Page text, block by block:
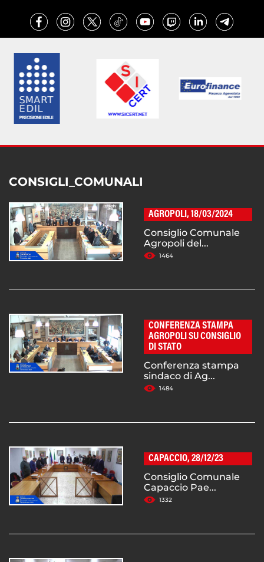
CONSIGLI_COMUNALI
AGROPOLI, 18/03/2024
Consiglio Comunale
Agropoli del...
1464
CONFERENZA STAMPA
AGROPOLI SU CONSIGLIO
DI STATO
Conferenza stampa
sindaco di Ag...
1484
CAPACCIO, 28/12/23
Consiglio Comunale
Capaccio Pae...
1332